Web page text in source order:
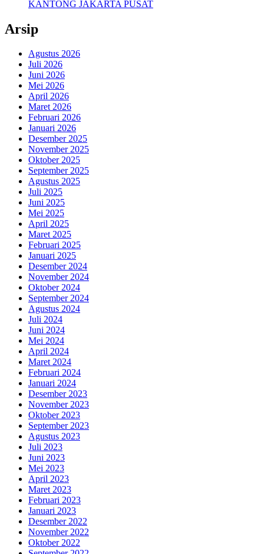
KANTONG JAKARTA PUSAT
Arsip
Agustus 2026
Juli 2026
Juni 2026
Mei 2026
April 2026
Maret 2026
Februari 2026
Januari 2026
Desember 2025
November 2025
Oktober 2025
September 2025
Agustus 2025
Juli 2025
Juni 2025
Mei 2025
April 2025
Maret 2025
Februari 2025
Januari 2025
Desember 2024
November 2024
Oktober 2024
September 2024
Agustus 2024
Juli 2024
Juni 2024
Mei 2024
April 2024
Maret 2024
Februari 2024
Januari 2024
Desember 2023
November 2023
Oktober 2023
September 2023
Agustus 2023
Juli 2023
Juni 2023
Mei 2023
April 2023
Maret 2023
Februari 2023
Januari 2023
Desember 2022
November 2022
Oktober 2022